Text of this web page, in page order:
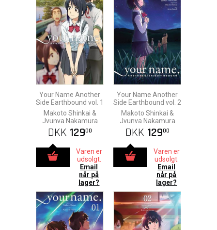
Your Name Another
Side Earthbound vol. 1
Makoto Shinkai &
Jyunya Nakamura
DKK 12900
Varen er
udsolgt.
Email
når på
lager?
Your Name Another
Side Earthbound vol. 2
Makoto Shinkai &
Jyunya Nakamura
DKK 12900
Varen er
udsolgt.
Email
når på
lager?